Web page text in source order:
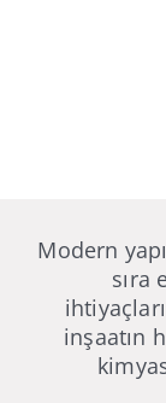
Modern
sıra
inşaatın